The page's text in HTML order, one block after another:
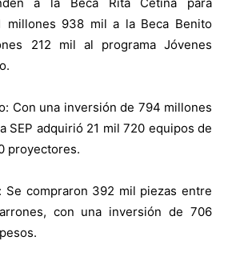
a la Beca Rita Cetina para
millones 938 mil a la Beca Benito
212 mil al programa Jóvenes
Con una inversión de 794 millones
SEP adquirió 21 mil 720 equipos de
proyectores.
Se compraron 392 mil piezas entre
con una inversión de 706